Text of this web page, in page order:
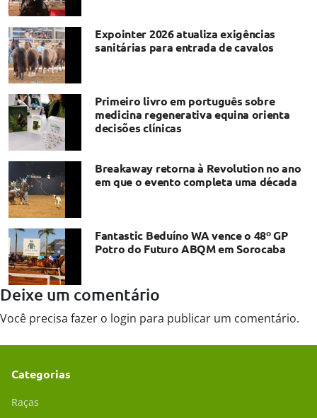
Expointer 2026 atualiza exigências
sanitárias para entrada de cavalos
Primeiro livro em português sobre
medicina regenerativa equina orienta
decisões clínicas
Breakaway retorna à Revolution no ano
em que o evento completa uma década
Fantastic Beduíno WA vence o 48º GP
Potro do Futuro ABQM em Sorocaba
Deixe um comentário
Você precisa fazer o login para publicar um comentário.
Categorias
Raças